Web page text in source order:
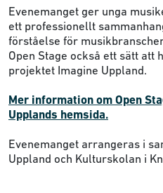
Evenemanget ger unga
ett professionellt
förståelse för
Open Stage också ett sätt att
projektet Imagine Uppland.
Mer information om Open
Upplands hemsida.
Evenemanget arrangeras i
Uppland och Kulturskolan i